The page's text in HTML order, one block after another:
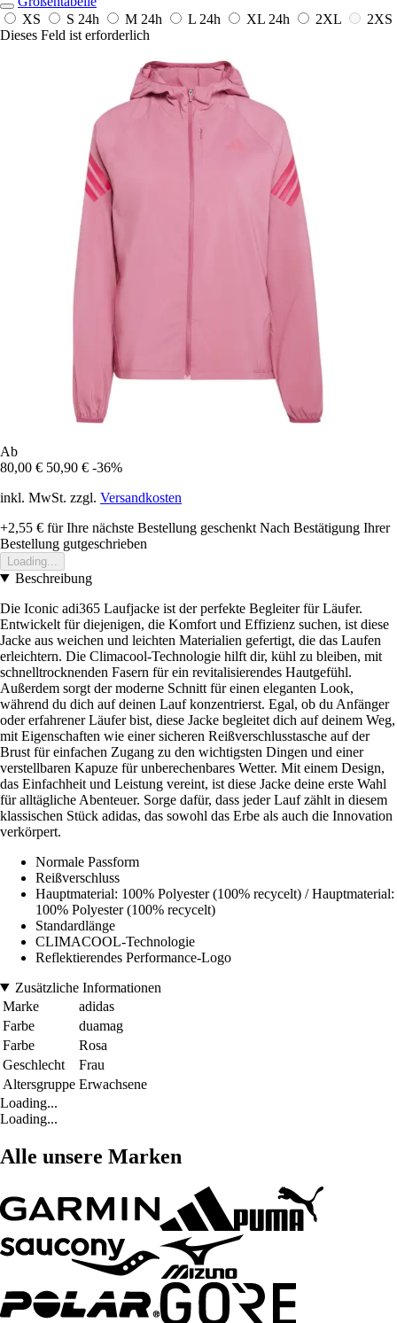
XS
S 24h M 24h L 24h XL 24h 2XL
2XS
Dieses Feld ist erforderlich
Ab
80,00 € 50,90 € -36%
inkl. MwSt. zzgl. Versandkosten
+2,55 € für Ihre nächste Bestellung geschenkt Nach Bestätigung Ihrer
Bestellung gutgeschrieben
Loading...
Beschreibung
Die Iconic adi365 Laufjacke ist der perfekte Begleiter für Läufer.
Entwickelt für diejenigen, die Komfort und Effizienz suchen, ist diese
Jacke aus weichen und leichten Materialien gefertigt, die das Laufen
erleichtern. Die Climacool-Technologie hilft dir, kühl zu bleiben, mit
schnelltrocknenden Fasern für ein revitalisierendes Hautgefühl.
Außerdem sorgt der moderne Schnitt für einen eleganten Look,
während du dich auf deinen Lauf konzentrierst. Egal, ob du Anfänger
oder erfahrener Läufer bist, diese Jacke begleitet dich auf deinem Weg,
mit Eigenschaften wie einer sicheren Reißverschlusstasche auf der
Brust für einfachen Zugang zu den wichtigsten Dingen und einer
verstellbaren Kapuze für unberechenbares Wetter. Mit einem Design,
das Einfachheit und Leistung vereint, ist diese Jacke deine erste Wahl
für alltägliche Abenteuer. Sorge dafür, dass jeder Lauf zählt in diesem
klassischen Stück adidas, das sowohl das Erbe als auch die Innovation
verkörpert.
Normale Passform
Reißverschluss
Hauptmaterial: 100% Polyester (100% recycelt) / Hauptmaterial:
100% Polyester (100% recycelt)
Standardlänge
CLIMACOOL-Technologie
Reflektierendes Performance-Logo
Zusätzliche Informationen
Marke
adidas
Farbe
duamag
Farbe
Rosa
Geschlecht
Frau
Altersgruppe Erwachsene
Loading...
Loading...
Alle unsere Marken